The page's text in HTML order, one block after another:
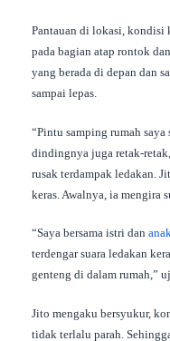
Pantauan di lokasi, kondisi
pada bagian atap rontok
yang berada di depan dan
sampai lepas.
“Pintu samping rumah saya
dindingnya juga retak-
rusak terdampak ledakan.
keras. Awalnya, ia mengira
“Saya bersama istri dan
terdengar suara ledakan
genteng di dalam rumah,”
Jito mengaku bersyukur,
tidak terlalu parah.